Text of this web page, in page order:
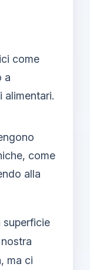
come
a
alimentari.
come
alla
superficie
ma ci